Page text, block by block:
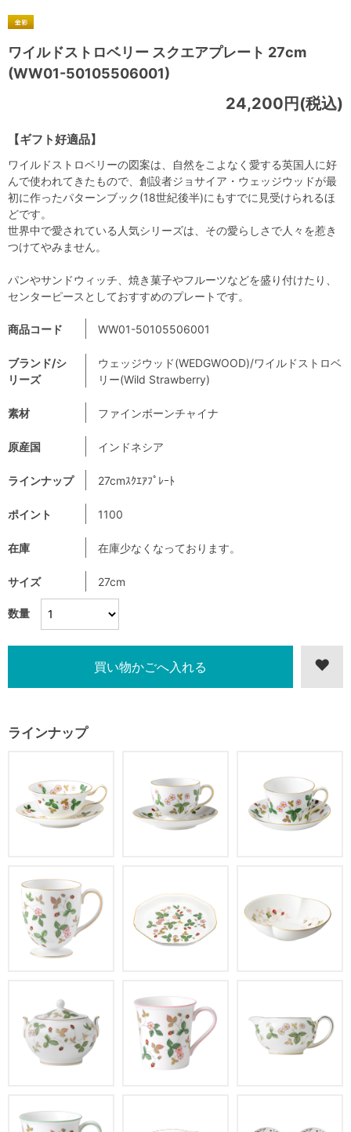
ワイルドストロベリー スクエアプレート 27cm
(WW01-50105506001)
【ギフト好適品】
24,200円(税込)
数量
商品コード WW01-50105506001
ブランド/シ
リーズ
ウェッジウッド(WEDGWOOD)/ワイルドストロベ
リー(Wild Strawberry)
素材 ファインボーンチャイナ
原産国 インドネシア
ラインナップ 27cmｽｸｴｱﾌﾟﾚｰﾄ
ポイント 1100
在庫 在庫少なくなっております。
サイズ 27cm
ラインナップ
ワイルドストロベリーの図案は、自然をこよなく愛する英国人に好
んで使われてきたもので、創設者ジョサイア・ウェッジウッドが最
初に作ったパターンブック(18世紀後半)にもすでに見受けられるほ
どです。
世界中で愛されている人気シリーズは、その愛らしさで人々を惹き
つけてやみません。
パンやサンドウィッチ、焼き菓子やフルーツなどを盛り付けたり、
センターピースとしておすすめのプレートです。